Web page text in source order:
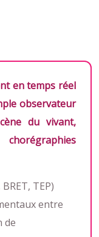
en temps réel
observateur
du vivant,
TEP)
entre
de